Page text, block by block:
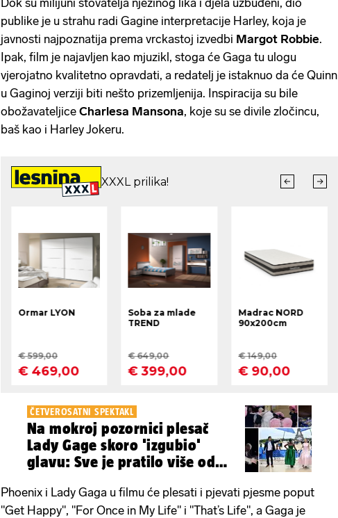
Dok su milijuni štovatelja njezinog lika i djela uzbuđeni, dio
publike je u strahu radi Gagine interpretacije Harley, koja je
javnosti najpoznatija prema vrckastoj izvedbi Margot Robbie.
Ipak, film je najavljen kao mjuzikl, stoga će Gaga tu ulogu
vjerojatno kvalitetno opravdati, a redatelj je istaknuo da će Quinn
u Gaginoj verziji biti nešto prizemljenija. Inspiracija su bile
obožavateljice Charlesa Mansona, koje su se divile zločincu,
baš kao i Harley Jokeru.
ČETVEROSATNI SPEKTAKL
Na mokroj pozornici plesač
Lady Gage skoro 'izgubio'
glavu: Sve je pratilo više od
Phoenix i Lady Gaga u filmu će plesati i pjevati pjesme poput
"Get Happy", "For Once in My Life" i "That’s Life", a Gaga je